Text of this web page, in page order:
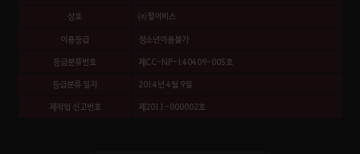
상호 ㈜펄어비스
이용등급 청소년이용불가
등급분류번호 제CC-NP-140409-005호
등급분류 일자 2014년 4월 9일
제작업 신고번호 제2011-000002호